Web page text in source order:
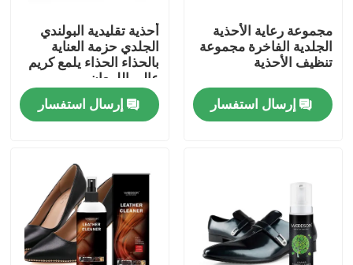
اتصل بنا
أخبار
مجموعة العناية بالجلد السويدي
طقم العناية بجلد البولي يوريثان
مجموعة رعاية الأحذية
الجلدية الفاخرة مجموعة
تنظيف الأحذية
إرسال استفسار
أحذية تقليدية البولندي
الجلدي حزمة العناية
بالحذاء الحذاء يلمع كريم
عالي اللمعان
إرسال استفسار